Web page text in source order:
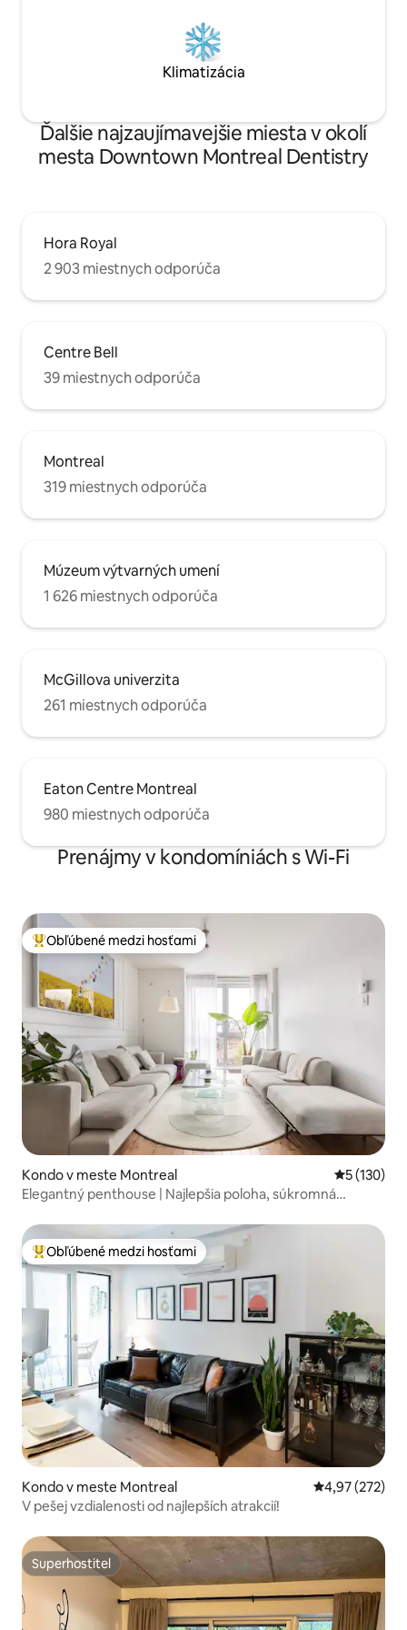
Klimatizácia
Ďalšie najzaujímavejšie miesta v okolí
mesta Downtown Montreal Dentistry
Hora Royal
2 903 miestnych odporúča
Centre Bell
39 miestnych odporúča
Montreal
319 miestnych odporúča
Múzeum výtvarných umení
1 626 miestnych odporúča
McGillova univerzita
261 miestnych odporúča
Eaton Centre Montreal
980 miestnych odporúča
Prenájmy v kondomíniách s Wi-Fi
Najobľúbenejšie medzi hosťami
Obľúbené medzi hosťami
Kondo v meste Montreal Priemerné
5 (130)
Elegantný penthouse | Najlepšia poloha, súkromná
Najobľúbenejšie medzi hosťami
Obľúbené medzi hosťami
Kondo v meste Montreal Priemerné
4,97 (272)
V pešej vzdialenosti od najlepších atrakcií!
Superhostiteľ
Superhostiteľ